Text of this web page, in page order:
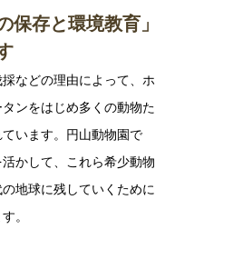
保存と環境教育」
などの理由によって、ホ
ンをはじめ多くの動物た
います。円山動物園で
かして、これら希少動物
地球に残していくために
。